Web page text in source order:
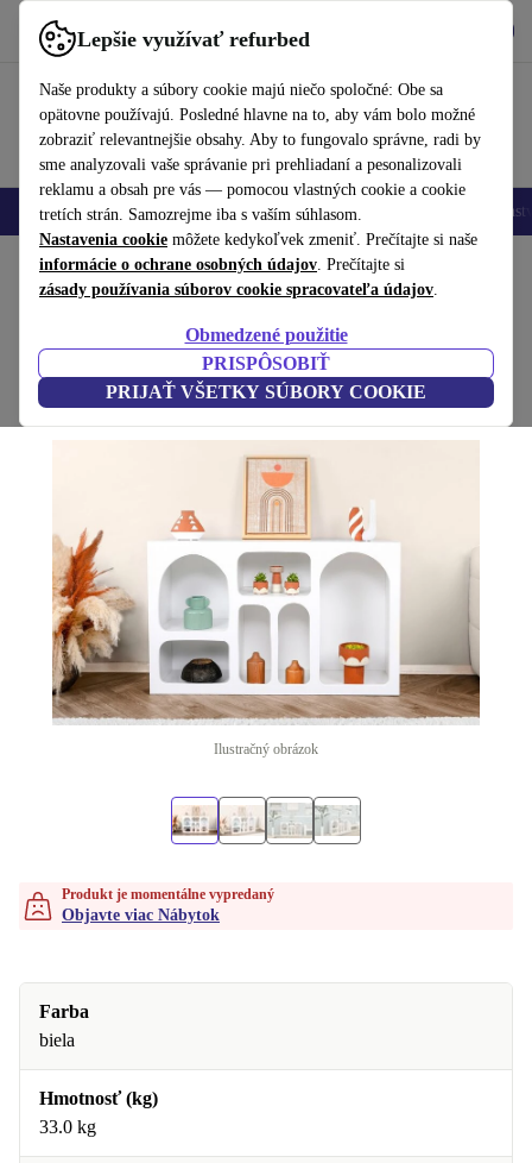
Lepšie využívať refurbed
Naše produkty a súbory cookie majú niečo spoločné: Obe sa
opätovne používajú. Posledné hlavne na to, aby vám bolo možné
zobraziť relevantnejšie obsahy. Aby to fungovalo správne, radi by
sme analyzovali vaše správanie pri prehliadaní a pesonalizovali
reklamu a obsah pre vás — pomocou vlastných cookie a cookie
tretích strán. Samozrejme iba s vaším súhlasom.
Nastavenia cookie môžete kedykoľvek zmeniť. Prečítajte si naše
informácie o ochrane osobných údajov. Prečítajte si
zásady používania súborov cookie spracovateľa údajov.
Obmedzené použitie
PRISPÔSOBIŤ
PRIJAŤ VŠETKY SÚBORY COOKIE
používať refurbed rýchlo a jednoducho
Mobilné telefóny Laptopy Tablety Inteligentné hodinky
Domov Produkty Domácnosť Nábytok
Liva konzola biely
biela
(Zbieranie recenzií)
Ilustračný obrázok
Produkt je momentálne vypredaný
Objavte viac Nábytok
Farba
biela
Hmotnosť (kg)
33.0 kg